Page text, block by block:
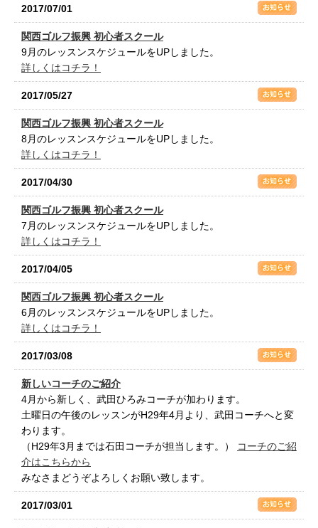
2017/07/01
関西ゴルフ振興 初心者スクール
9月のレッスンスケジュールをUPしました。
詳しくはコチラ！
2017/05/27
関西ゴルフ振興 初心者スクール
8月のレッスンスケジュールをUPしました。
詳しくはコチラ！
2017/04/30
関西ゴルフ振興 初心者スクール
7月のレッスンスケジュールをUPしました。
詳しくはコチラ！
2017/04/05
関西ゴルフ振興 初心者スクール
6月のレッスンスケジュールをUPしました。
詳しくはコチラ！
2017/03/08
新しいコーチのご紹介
4月から新しく、武田ひろみコーチが加わります。
土曜日の午後のレッスンがH29年4月より、武田コーチへと変
わります。
（H29年3月までは石田コーチが担当します。）
コーチのご紹
介はこちらから
みなさまどうぞよろしくお願い致します。
2017/03/01